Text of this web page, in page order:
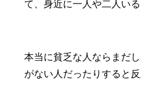
て、身近に一人や二人いる
本当に貧乏な人ならまだ
がない人だったりすると